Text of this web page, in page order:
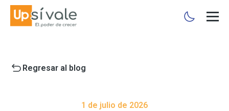
Regresar al blog
1 de julio de 2026